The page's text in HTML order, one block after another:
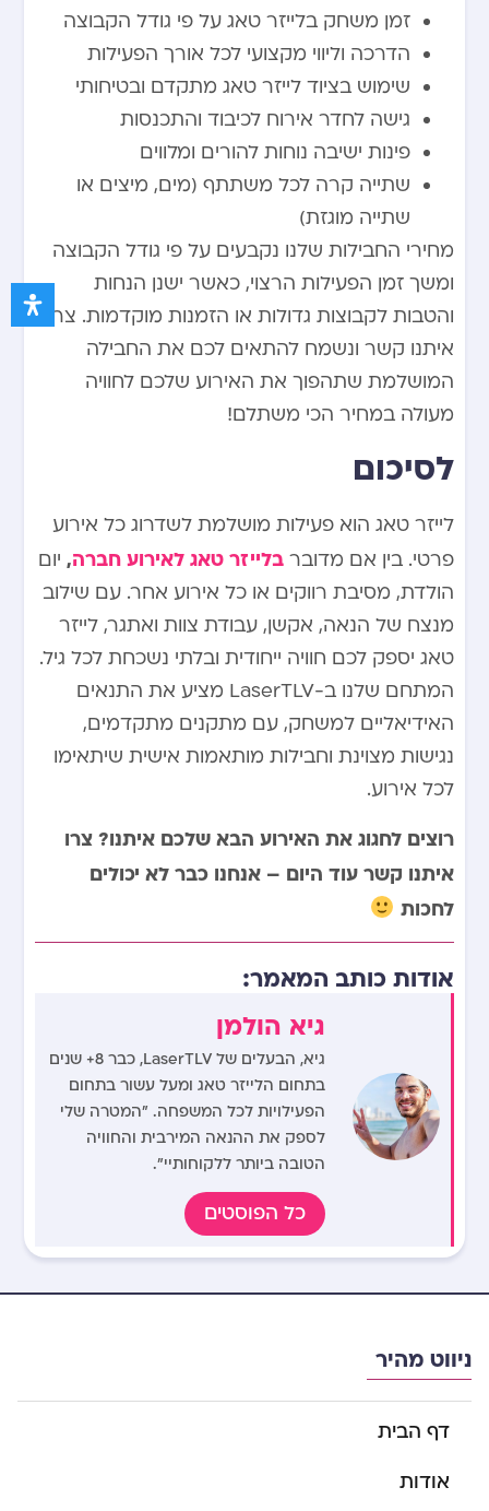
זמן משחק בלייזר טאג על פי גודל הקבוצה
הדרכה וליווי מקצועי לכל אורך הפעילות
שימוש בציוד לייזר טאג מתקדם ובטיחותי
גישה לחדר אירוח לכיבוד והתכנסות
פינות ישיבה נוחות להורים ומלווים
שתייה קרה לכל משתתף (מים, מיצים או
שתייה מוגזת)
מחירי החבילות שלנו נקבעים על פי גודל הקבוצה
ומשך זמן הפעילות הרצוי, כאשר ישנן הנחות
והטבות לקבוצות גדולות או הזמנות מוקדמות. צרו
איתנו קשר ונשמח להתאים לכם את החבילה
המושלמת שתהפוך את האירוע שלכם לחוויה
מעולה במחיר הכי משתלם!
לסיכום
לייזר טאג הוא פעילות מושלמת לשדרוג כל אירוע
פרטי. בין אם מדובר בלייזר טאג לאירוע חברה, יום
הולדת, מסיבת רווקים או כל אירוע אחר. עם שילוב
מנצח של הנאה, אקשן, עבודת צוות ואתגר, לייזר
טאג יספק לכם חוויה ייחודית ובלתי נשכחת לכל גיל.
המתחם שלנו ב-LaserTLV מציע את התנאים
האידיאליים למשחק, עם מתקנים מתקדמים,
נגישות מצוינת וחבילות מותאמות אישית שיתאימו
לכל אירוע.
רוצים לחגוג את האירוע הבא שלכם איתנו? צרו
איתנו קשר עוד היום – אנחנו כבר לא יכולים
לחכות
אודות כותב המאמר:
גיא הולמן
גיא, הבעלים של LaserTLV, כבר 8+ שנים
בתחום הלייזר טאג ומעל עשור בתחום
הפעילויות לכל המשפחה. "המטרה שלי
לספק את ההנאה המירבית והחוויה
הטובה ביותר ללקוחותיי".
כל הפוסטים
ניווט מהיר
דף הבית
אודות